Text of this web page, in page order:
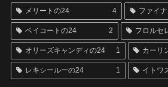
メリートの24 4 ファイ
ベイコートの24 2 フロルセ
オリーズキャンディの24 1 カーリ
レキシールーの24 1 イトワ